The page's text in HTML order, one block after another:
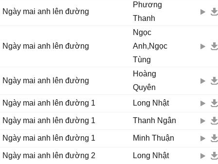
Ngày mai anh lên đường
Phương
Thanh
Ngày mai anh lên đường
Ngọc
Anh,Ngọc
Tùng
Ngày mai anh lên đường
Hoàng
Quyên
Ngày mai anh lên đường 1
Long Nhật
Ngày mai anh lên đường 1 Thanh Ngân
Ngày mai anh lên đường 1 Minh Thuận
Ngày mai anh lên đường 2 Long Nhật